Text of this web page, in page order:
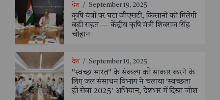
देश / September 19, 2025
कृषि यंत्रों पर घटा जीएसटी, किसानों को मिलेगी
बड़ी राहत — केंद्रीय कृषि मंत्री शिवराज सिंह
चौहान
देश / September 19, 2025
"स्वच्छ भारत" के संकल्प को साकार करने के
लिए जल संसाधन विभाग ने चलाया 'स्वच्छता
ही सेवा 2025' अभियान, देशभर में दिखा जोश